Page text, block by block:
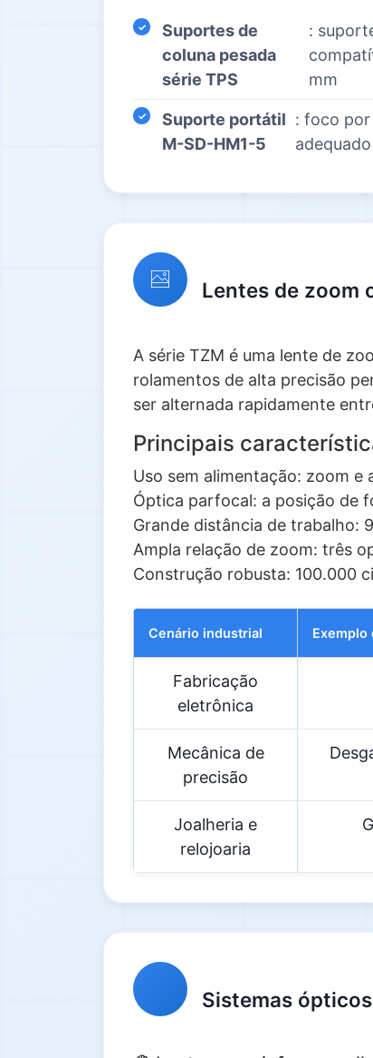
Suportes de
coluna pesada
série TPS
:
mm
Suporte portátil
M-SD-HM1-5
: foco por
Lentes de zoom
A série TZM é uma lente de
rolamentos de alta precisão
ser alternada rapidamente
Principais
Uso sem alimentação: zoom
Óptica parfocal: a posição de
Grande distância de trabalho:
Ampla relação de zoom: três
Construção robusta: 100.000
Cenário industrial Exemplo
Fabricação
eletrônica
Mecânica de
precisão
Joalheria e
relojoaria
Sistemas